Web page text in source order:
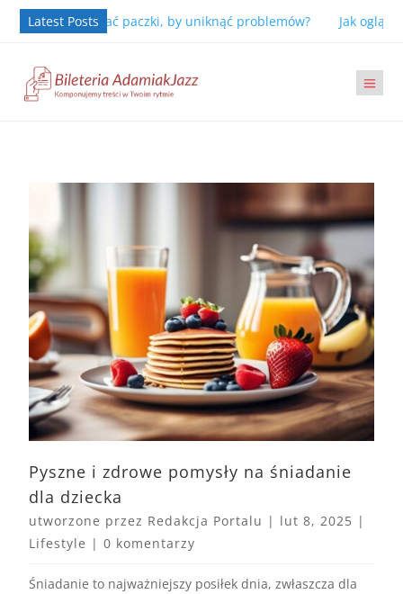
Latest Posts
wysyłać paczki, by uniknąć problemów? Jak oglądać TV z
Pyszne i zdrowe pomysły na śniadanie
dla dziecka
utworzone przez Redakcja Portalu | lut 8, 2025 |
Lifestyle |0 komentarzy
Śniadanie to najważniejszy posiłek dnia, zwłaszcza dla